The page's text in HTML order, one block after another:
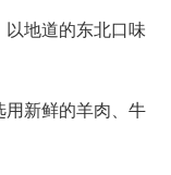
地道的东北口味
新鲜的羊肉、牛